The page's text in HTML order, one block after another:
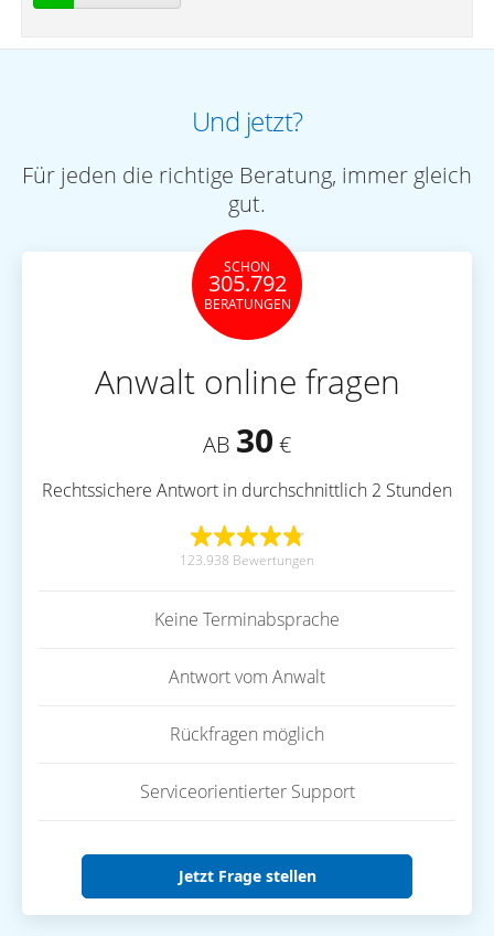
Und jetzt?
Für jeden die richtige Beratung, immer gleich
gut.
SCHON
305.792
BERATUNGEN
Anwalt online fragen
AB 30 €
Rechtssichere Antwort in durchschnittlich 2 Stunden
123.938 Bewertungen
Keine Terminabsprache
Antwort vom Anwalt
Rückfragen möglich
Serviceorientierter Support
Jetzt Frage stellen